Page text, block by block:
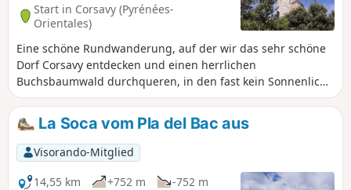
Start in Corsavy (Pyrénées-
Orientales)
Eine schöne Rundwanderung, auf der wir das sehr schöne
Dorf Corsavy entdecken und einen herrlichen
Buchsbaumwald durchqueren, in den fast kein Sonnenlicht
eindringt. Das Moos, das sich auf den Stämmen und Ästen
der Bäume bildet, verleiht dem Wald seinen seltsamen und
geheimnisvollen Charakter. Der Höhenunterschied ist relativ
gering, aber Vorsicht, manchmal ist der Weg kaum zu
sehen und man muss besonders ohne GPS-Signal
aufmerksam sein, um der Spur zu folgen.
La Soca vom Pla del Bac aus
Visorando-Mitglied
14,55 km
+752 m
-752 m